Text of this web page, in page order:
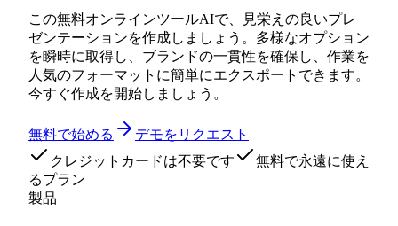
この無料オンラインツールAIで、見栄えの良いプレ
ゼンテーションを作成しましょう。多様なオプション
を瞬時に取得し、ブランドの一貫性を確保し、作業を
人気のフォーマットに簡単にエクスポートできます。
今すぐ作成を開始しましょう。
無料で始める
デモをリクエスト
クレジットカードは不要です
無料で永遠に使え
るプラン
製品